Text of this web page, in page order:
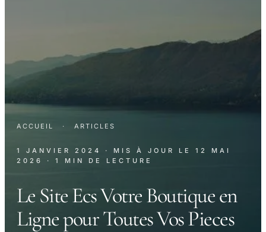
ACCUEIL · ARTICLES
1 JANVIER 2024 · MIS À JOUR LE 12 MAI
2026
· 1 MIN DE LECTURE
Le Site Ecs Votre Boutique en
Ligne pour Toutes Vos Pieces